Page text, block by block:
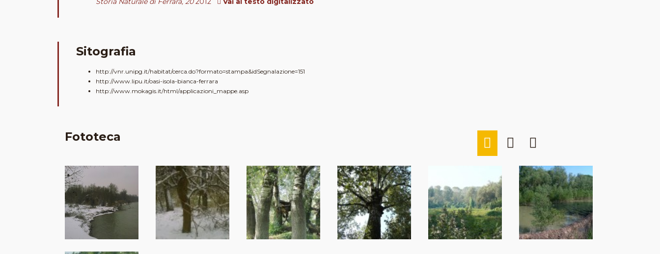
Sitografia
http://vnr.unipg.it/habitat/cerca.do?formato=stampa&idSegnalazione=151
http://www.lipu.it/oasi-isola-bianca-ferrara
http://www.mokagis.it/html/applicazioni_mappe.asp
Fototeca